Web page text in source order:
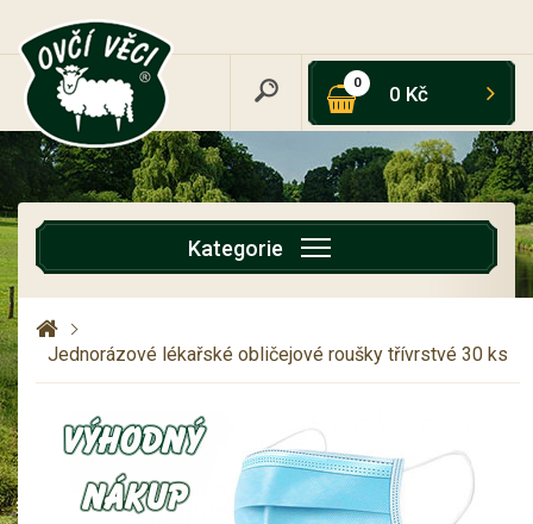
0 0 Kč
Kategorie
Jednorázové lékařské obličejové roušky třívrstvé 30 ks